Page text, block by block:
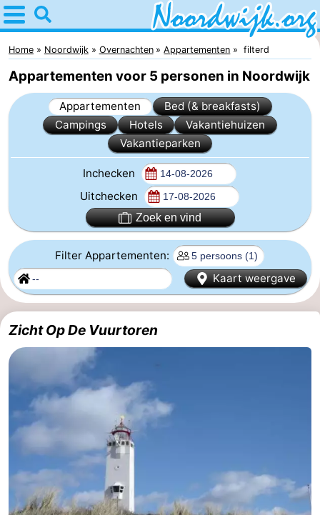
Home
Noordwijk
Tips
Voor
Appartementen
Bed
(&
breakfasts)
Campings
Hotels
Vakantiehuizen
-
Gouden
Spar
Noordduinen
Duinresort
Dunimar
-
Noordwijkse
Duinen
Parc
Last
Home Noordwijk Overnachten Appartementen filterd
Appartementen voor 5 personen in Noordwijk
Appartementen
Bed (& breakfasts)
Campings
Hotels
Vakantiehuizen
Vakantieparken
Inchecken
Uitchecken
Zoek en vind
Filter Appartementen:
Kaart weergave
Zicht Op De Vuurtoren